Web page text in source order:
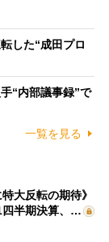
した“成田プロ
“内部議事録”で
一覧を見る
大反転の期待》
四半期決算、…